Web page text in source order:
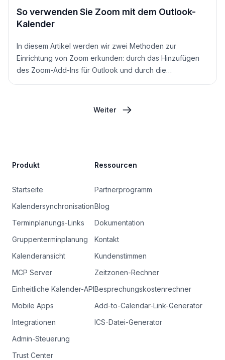
So verwenden Sie Zoom mit dem Outlook-
Kalender
In diesem Artikel werden wir zwei Methoden zur
Einrichtung von Zoom erkunden: durch das Hinzufügen
des Zoom-Add-Ins für Outlook und durch die
Weiter
Produkt
Startseite
Kalendersynchronisation
Terminplanungs-Links
Gruppenterminplanung
Kalenderansicht
MCP Server
Einheitliche Kalender-API
Mobile Apps
Integrationen
Admin-Steuerung
Trust Center
Ressourcen
Partnerprogramm
Blog
Dokumentation
Kontakt
Kundenstimmen
Zeitzonen-Rechner
Besprechungskostenrechner
Add-to-Calendar-Link-Generator
ICS-Datei-Generator